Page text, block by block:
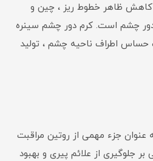
کاهش ظاهر خطوط ریز ، چین و
چشم است. کرم دور چشم سینره
اطراف ناحیه چشم ، تولید
جزء مهمی از روتین مراقبت
بر جلوگیری از علائم پیری و بهبود